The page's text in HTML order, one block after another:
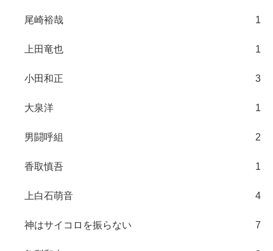
尾崎裕哉 1
上田竜也 1
小田和正 3
大泉洋 1
男闘呼組 2
香取慎吾 1
上白石萌音 4
神はサイコロを振らない 7